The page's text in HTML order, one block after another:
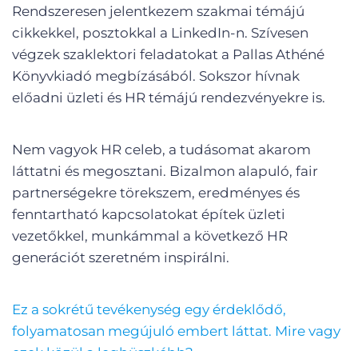
Rendszeresen jelentkezem szakmai témájú
cikkekkel, posztokkal a LinkedIn-n. Szívesen
végzek szaklektori feladatokat a Pallas Athéné
Könyvkiadó megbízásából. Sokszor hívnak
előadni üzleti és HR témájú rendezvényekre is.
Nem vagyok HR celeb, a tudásomat akarom
láttatni és megosztani. Bizalmon alapuló, fair
partnerségekre törekszem, eredményes és
fenntartható kapcsolatokat építek üzleti
vezetőkkel, munkámmal a következő HR
generációt szeretném inspirálni.
Ez a sokrétű tevékenység egy érdeklődő,
folyamatosan megújuló embert láttat. Mire vagy